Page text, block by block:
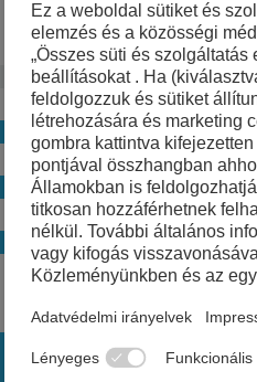
50%
60%
80%